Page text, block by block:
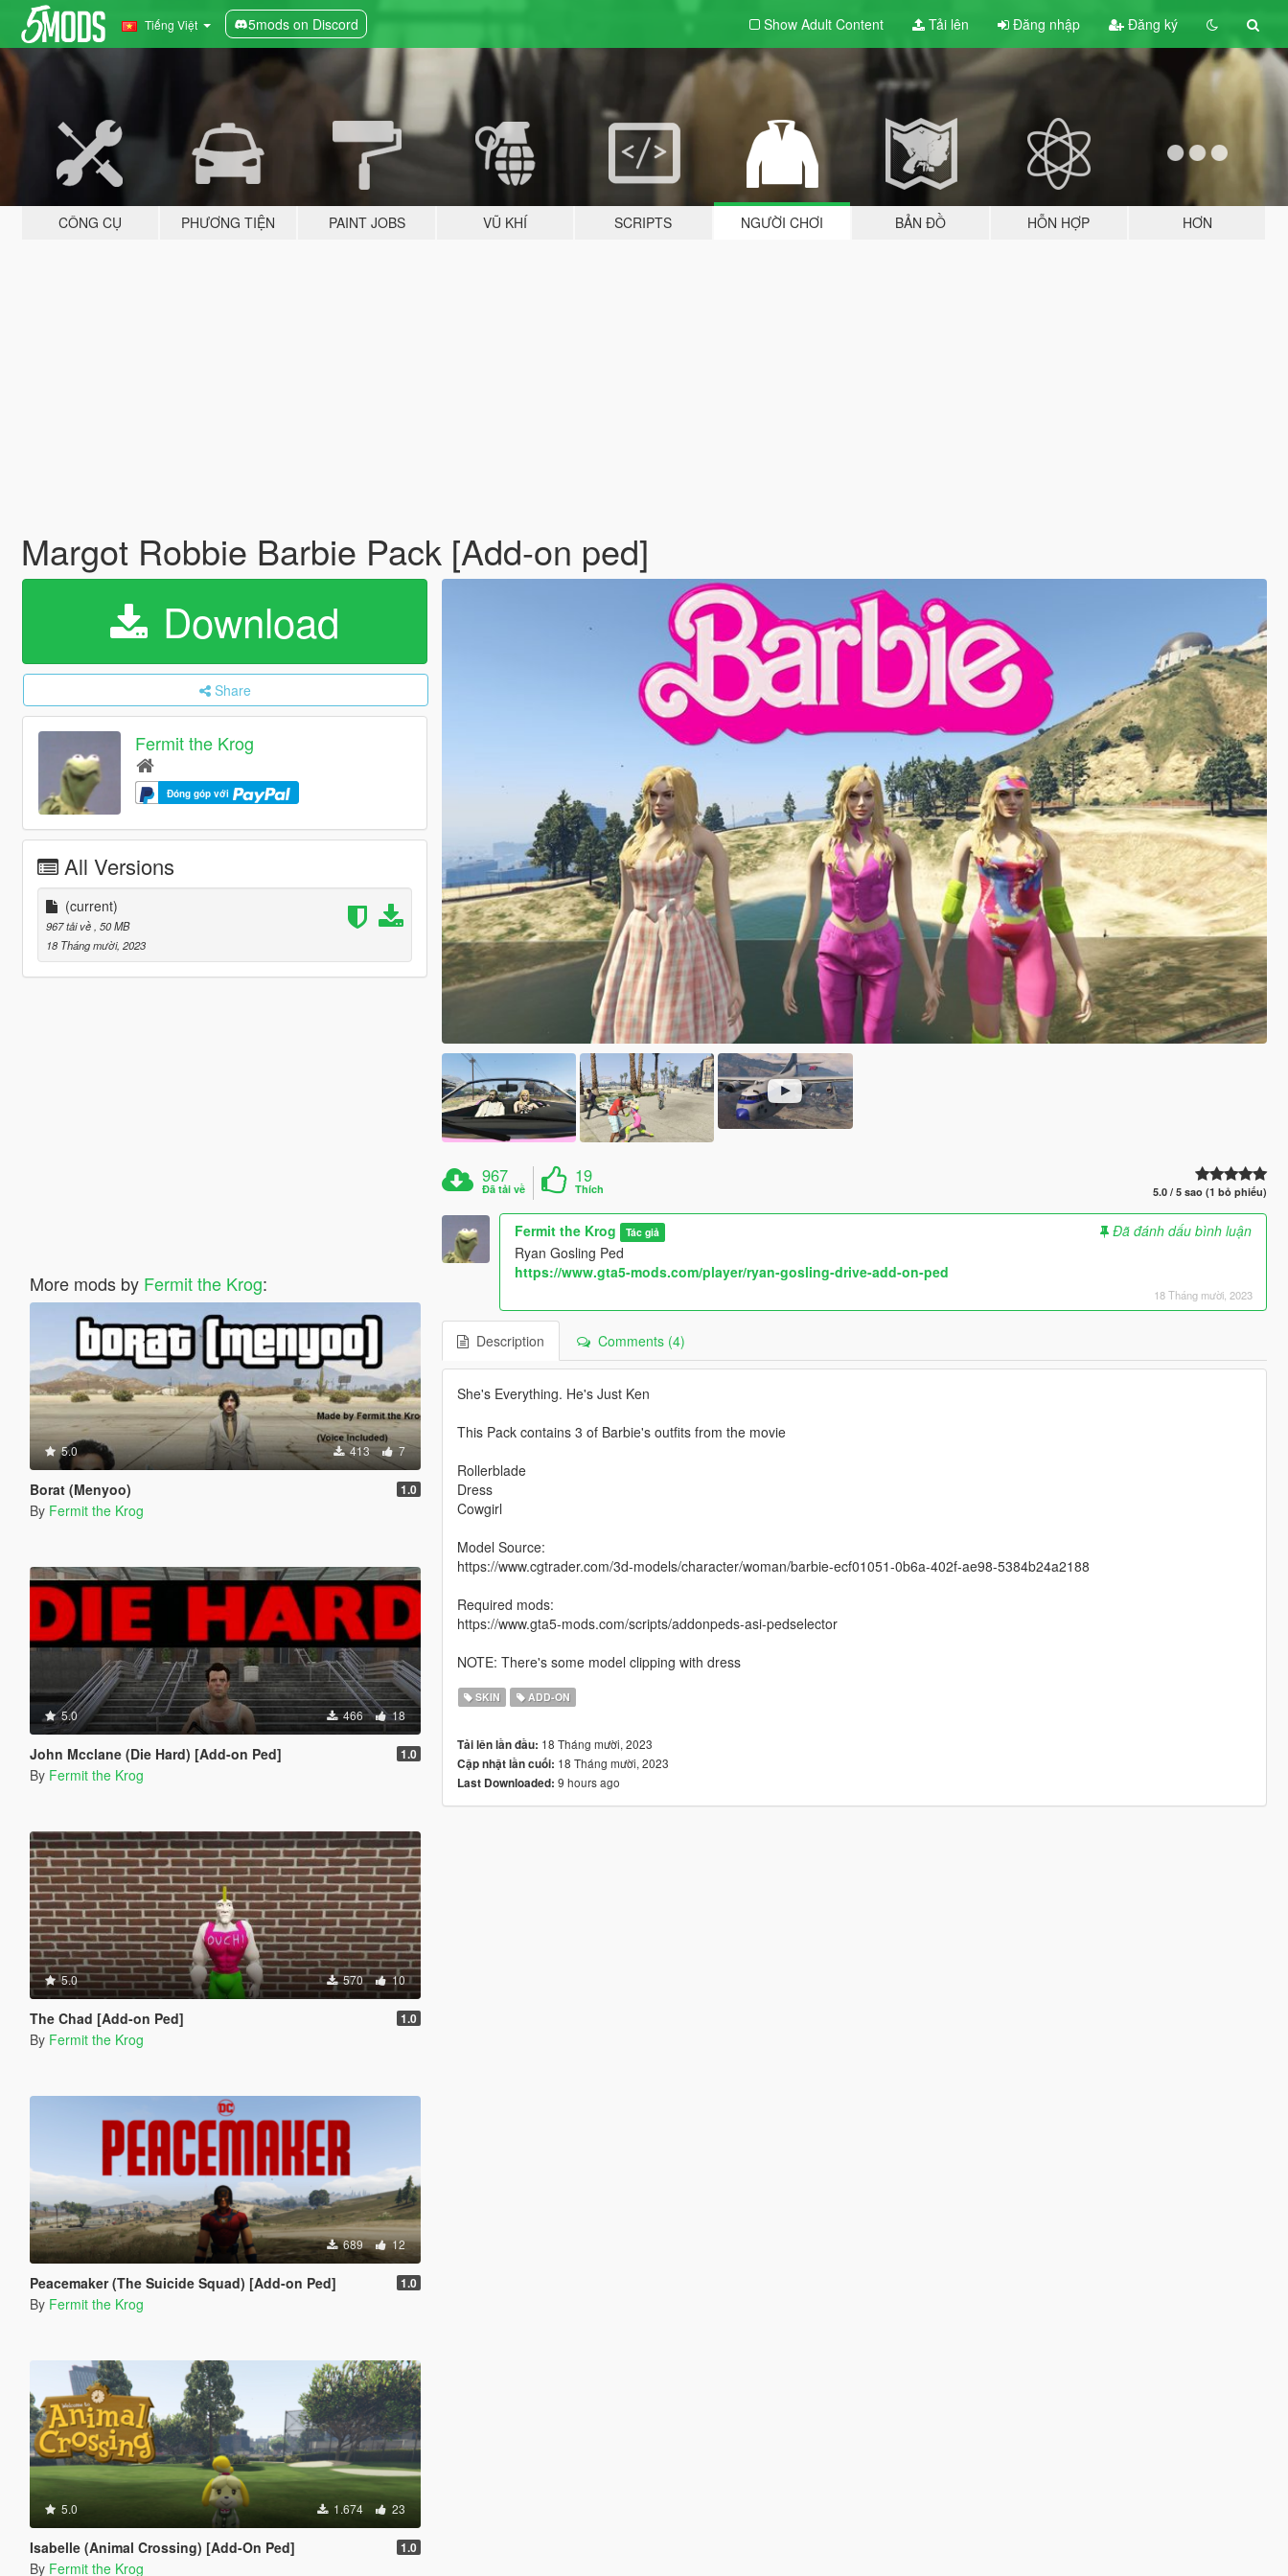
Tiếng Việt 5mods on Discord Show Adult Content Tải lên Đăng nhập Đăng ký
CÔNG CỤ PHƯƠNG TIỆN PAINT JOBS VŨ KHÍ SCRIPTS NGƯỜI CHƠI BẢN ĐỒ HỖN HỢP HƠN
Margot Robbie Barbie Pack [Add-on ped]
Download
Share
Fermit the Krog
Đóng góp với
All Versions
(current)
967 tải về , 50 MB
18 Tháng mười, 2023
More mods by Fermit the Krog:
5.0 413 7
Borat (Menyoo) 1.0
By Fermit the Krog
5.0 466 18
John Mcclane (Die Hard) [Add-on Ped] 1.0
By Fermit the Krog
5.0 570 10
The Chad [Add-on Ped] 1.0
By Fermit the Krog
689 12
Peacemaker (The Suicide Squad) [Add-on Ped] 1.0
By Fermit the Krog
5.0 1.674 23
Isabelle (Animal Crossing) [Add-On Ped] 1.0
By Fermit the Krog
967
Đã tải về
19
Thích 5.0 / 5 sao (1 bỏ phiếu)
Fermit the Krog Tác giả
Đã đánh dấu bình luận
Ryan Gosling Ped
https://www.gta5-mods.com/player/ryan-gosling-drive-add-on-ped
18 Tháng mười, 2023
Description Comments (4)
She's Everything. He's Just Ken
This Pack contains 3 of Barbie's outfits from the movie
Rollerblade
Dress
Cowgirl
Model Source:
https://www.cgtrader.com/3d-models/character/woman/barbie-ecf01051-0b6a-402f-ae98-5384b24a2188
Required mods:
https://www.gta5-mods.com/scripts/addonpeds-asi-pedselector
NOTE: There's some model clipping with dress
SKIN ADD-ON
Tải lên lần đầu: 18 Tháng mười, 2023
Cập nhật lần cuối: 18 Tháng mười, 2023
Last Downloaded: 9 hours ago